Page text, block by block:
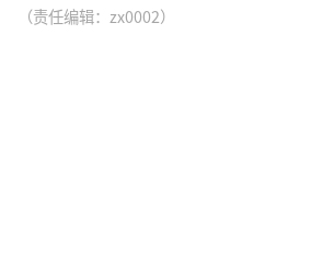
（责任编辑：zx0002）